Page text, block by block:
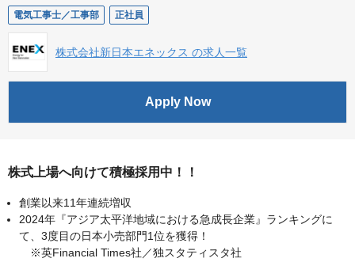
電気工事士／工事部 正社員
株式会社新日本エネックス の求人一覧
Apply Now
株式上場へ向けて積極採用中！！
創業以来11年連続増収
2024年『アジア太平洋地域における急成長企業』ランキングに
て、3度目の日本小売部門1位を獲得！
※英Financial Times社／独スタティスタ社